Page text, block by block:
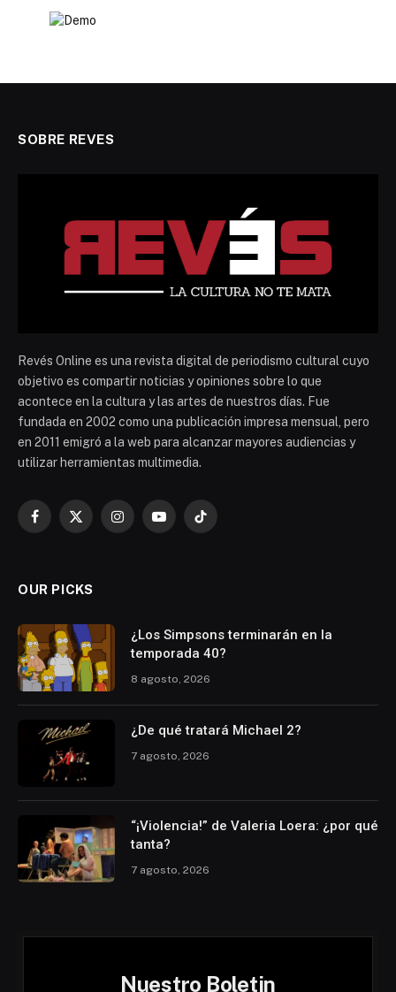
SOBRE REVES
Revés Online es una revista digital de periodismo cultural cuyo
objetivo es compartir noticias y opiniones sobre lo que
acontece en la cultura y las artes de nuestros días. Fue
fundada en 2002 como una publicación impresa mensual, pero
en 2011 emigró a la web para alcanzar mayores audiencias y
utilizar herramientas multimedia.
Facebook
X
InstagramYouTubeTikTok
OUR PICKS
¿Los Simpsons terminarán en la
temporada 40?
8 agosto, 2026
¿De qué tratará Michael 2?
7 agosto, 2026
“¡Violencia!” de Valeria Loera: ¿por qué
tanta?
7 agosto, 2026
Nuestro Boletin